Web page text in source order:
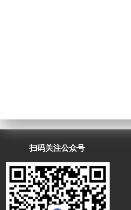
扫码关注公众号